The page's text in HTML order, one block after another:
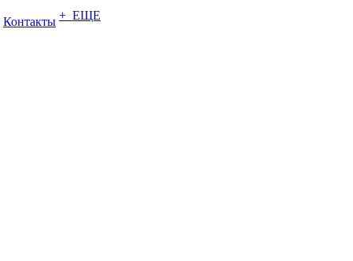
Контакты + ЕЩЕ